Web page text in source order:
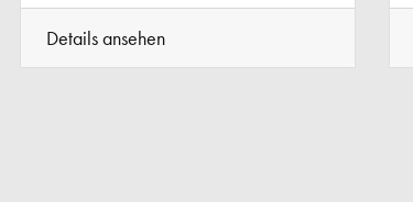
Details ansehen